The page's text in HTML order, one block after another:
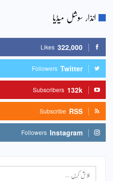
انذار سوشل میڈیا
322,000
Likes
Twitter
Followers
132k
Subscribers
RSS
Subscribe
Instagram
Followers